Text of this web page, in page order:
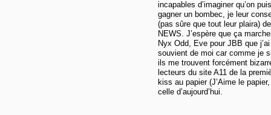
incapables d’imaginer qu’on
gagner un bombec, je leur
(pas sûre que tout leur plaira)
NEWS. J’espère que ça
Nyx Odd, Eve pour JBB que
souvient de moi car comme je
ils me trouvent forcément
lecteurs du site A11 de la
kiss au papier (J’Aime le
celle d’aujourd’hui.